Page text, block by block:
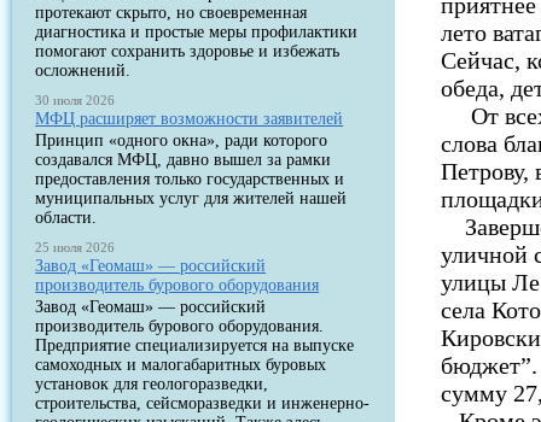
протекают скрыто, но своевременная
диагностика и простые меры профилактики
помогают сохранить здоровье и избежать
осложнений.
30 июля 2026
МФЦ расширяет возможности заявителей
Принцип «одного окна», ради которого
создавался МФЦ, давно вышел за рамки
предоставления только государственных и
муниципальных услуг для жителей нашей
области.
25 июля 2026
Завод «Геомаш» — российский
производитель бурового оборудования
Завод «Геомаш» — российский
производитель бурового оборудования.
Предприятие специализируется на выпуске
самоходных и малогабаритных буровых
установок для геологоразведки,
строительства, сейсморазведки и инженерно-
лето
Сейчас,
обеда,
От всех
слова
Петрову,
уличной
улицы
села
сумму